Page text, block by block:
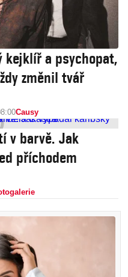
kejklíř a psychopat,
změnil tvář
Causy
v barvě. Jak
příchodem